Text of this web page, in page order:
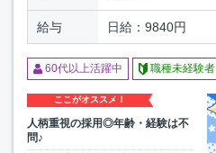
給与 日給：9840円
60代以上活躍中 職種未経験者
ここがオススメ！
人柄重視の採用◎年齢・経験は不
問♪